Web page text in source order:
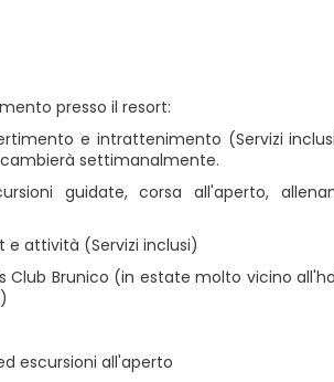
escursioni all'aperto
Club Brunico (in estate molto vicino
e attività (Servizi inclusi)
guidate, corsa all'aperto,
e intrattenimento (Servizi
settimanalmente.
presso il resort: